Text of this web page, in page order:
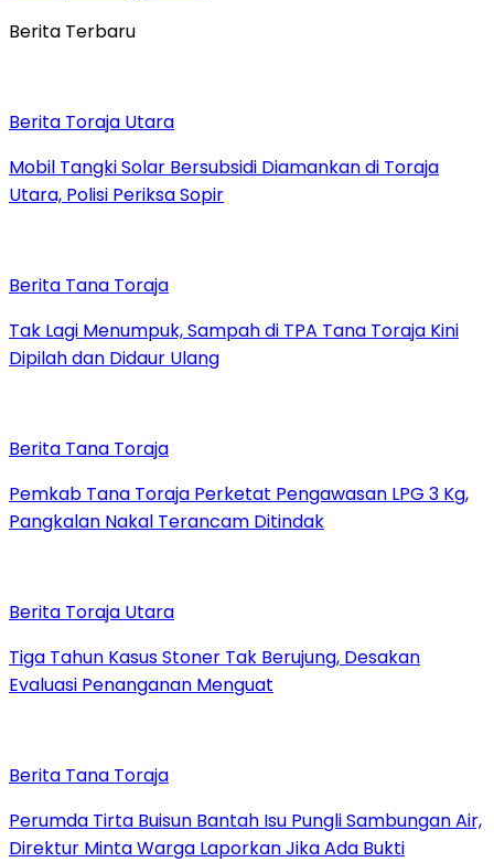
Berita Terbaru
Berita Toraja Utara
Mobil Tangki Solar Bersubsidi Diamankan di Toraja
Utara, Polisi Periksa Sopir
Berita Tana Toraja
Tak Lagi Menumpuk, Sampah di TPA Tana Toraja Kini
Dipilah dan Didaur Ulang
Berita Tana Toraja
Pemkab Tana Toraja Perketat Pengawasan LPG 3 Kg,
Pangkalan Nakal Terancam Ditindak
Berita Toraja Utara
Tiga Tahun Kasus Stoner Tak Berujung, Desakan
Evaluasi Penanganan Menguat
Berita Tana Toraja
Perumda Tirta Buisun Bantah Isu Pungli Sambungan Air,
Direktur Minta Warga Laporkan Jika Ada Bukti